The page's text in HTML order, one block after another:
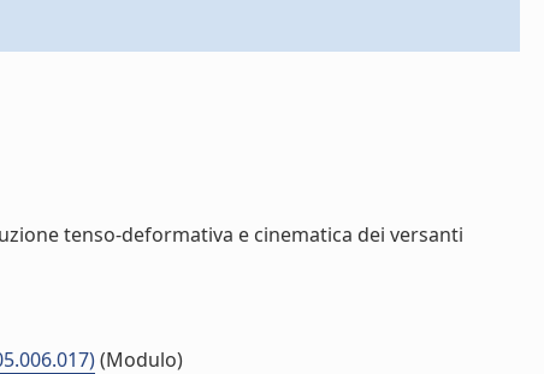
tenso-deformativa e cinematica dei versanti
(Modulo)